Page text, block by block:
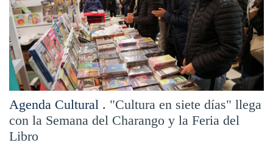
Agenda Cultural . "Cultura en siete días" llega
con la Semana del Charango y la Feria del
Libro